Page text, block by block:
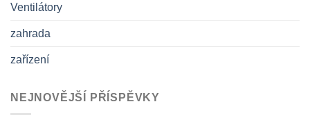
Ventilátory
zahrada
zařízení
NEJNOVĚJŠÍ PŘÍSPĚVKY